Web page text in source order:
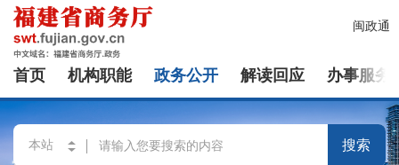
闽政通
首页 机构职能 政务公开 解读回应 办事服务
搜索